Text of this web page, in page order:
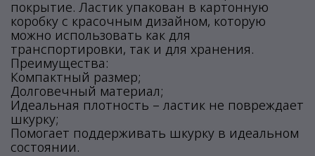
покрытие. Ластик упакован в картонную
коробку с красочным дизайном, которую
можно использовать как для
транспортировки, так и для хранения.
Преимущества:
Компактный размер;
Долговечный материал;
Идеальная плотность – ластик не повреждает
шкурку;
Помогает поддерживать шкурку в идеальном
состоянии.